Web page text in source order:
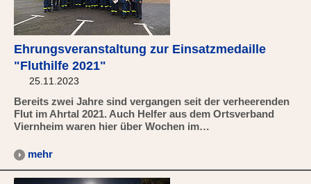
Ehrungsveranstaltung zur Einsatzmedaille
"Fluthilfe 2021"
25.11.2023
Bereits zwei Jahre sind vergangen seit der verheerenden
Flut im Ahrtal 2021. Auch Helfer aus dem Ortsverband
Viernheim waren hier über Wochen im…
mehr